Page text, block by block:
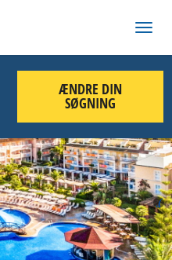
ÆNDRE DIN
SØGNING